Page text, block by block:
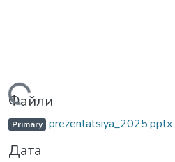
Вантажиться...
Файли
Primary prezentatsiya_2025.pptx
Дата